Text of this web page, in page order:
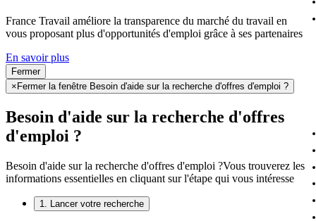
France Travail améliore la transparence du marché du travail en
vous proposant plus d'opportunités d'emploi grâce à ses partenaires
En savoir plus
Fermer
× Fermer la fenêtre Besoin d'aide sur la recherche d'offres d'emploi ?
Besoin d'aide sur la recherche d'offres
d'emploi ?
Besoin d'aide sur la recherche d'offres d'emploi ?Vous trouverez les
informations essentielles en cliquant sur l'étape qui vous intéresse
1. Lancer votre recherche